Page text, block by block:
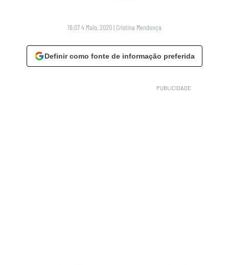
16:07 4 Maio, 2020| Cristina Mendonça
Definir como fonte de informação preferida